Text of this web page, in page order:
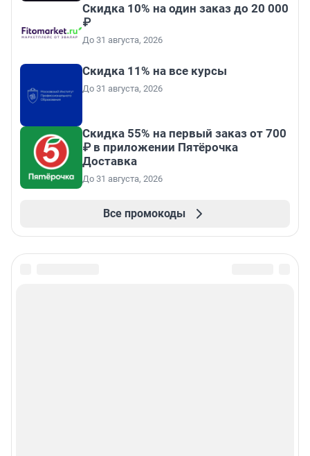
Скидка 10% на один заказ до 20 000
₽
До 31 августа, 2026
Скидка 11% на все курсы
До 31 августа, 2026
Скидка 55% на первый заказ от 700
₽ в приложении Пятёрочка
Доставка
До 31 августа, 2026
Все промокоды